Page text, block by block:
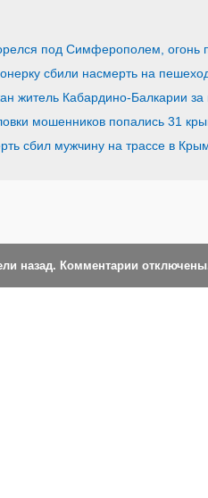
под Симферополем, огонь
сбили насмерть на
житель Кабардино-Балкарии
мошенников попались 31
сбил мужчину на трассе в
назад. Комментарии